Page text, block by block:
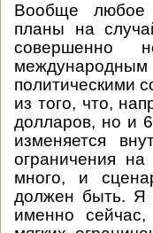
Вообще любое
планы на
совершенно
политическими
из того, что,
долларов, но и
изменяется
ограничения
много, и
должен быть. Я
именно